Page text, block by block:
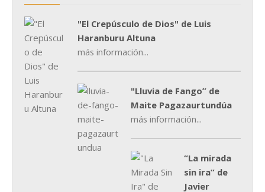
"El Crepúsculo de Dios" de Luis
Haranburu Altuna
más información...
"Lluvia de Fango” de
Maite Pagazaurtundúa
más información...
“La mirada
sin ira” de
Javier